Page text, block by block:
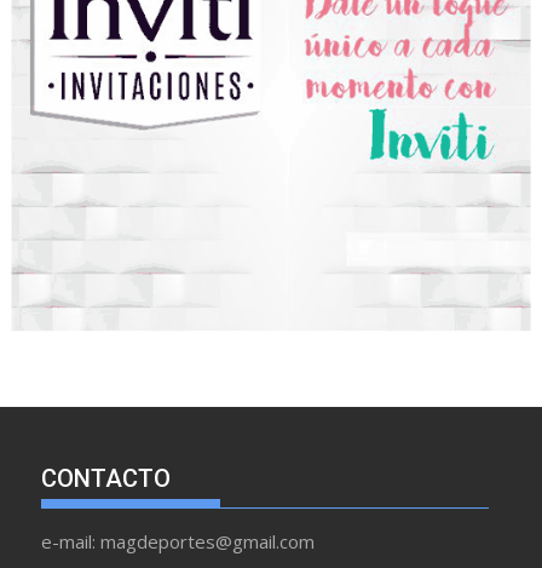
CONTACTO
e-mail: magdeportes@gmail.com